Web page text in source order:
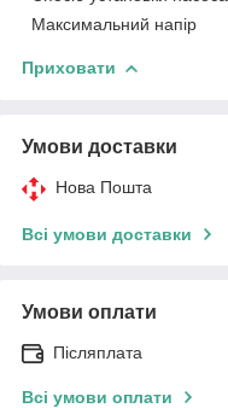
Максимальний напір
Приховати
Умови доставки
Нова Пошта
Всі умови доставки
Умови оплати
Післяплата
Всі умови оплати